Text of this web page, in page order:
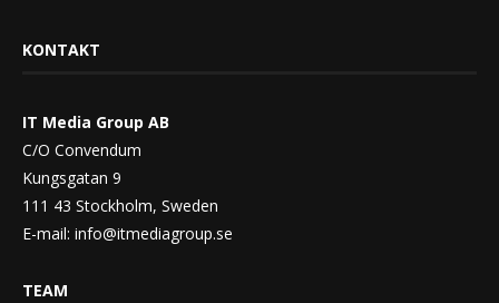
KONTAKT
IT Media Group AB
C/O Convendum
Kungsgatan 9
111 43 Stockholm, Sweden
E-mail: info@itmediagroup.se
TEAM